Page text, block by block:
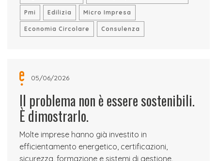
Pmi Edilizia Micro Impresa
Economia Circolare Consulenza
05/06/2026
Il problema non è essere sostenibili.
È dimostrarlo.
Molte imprese hanno già investito in
efficientamento energetico, certificazioni,
sicurezza, formazione e sistemi di gestione,